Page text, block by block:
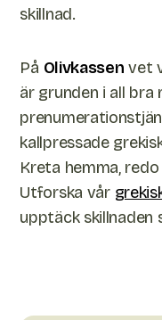
skillnad.
På Olivkassen vet
är grunden i all bra
kallpressade
Kreta hemma,
Utforska vår
upptäck skillnaden